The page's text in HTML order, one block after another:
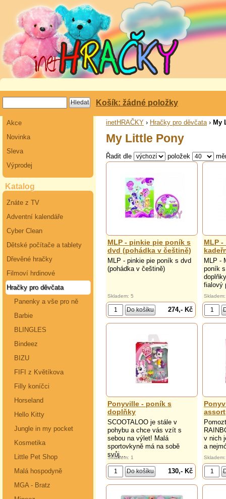
Košík: žádné položky
Akce
Novinka
Sleva
Výprodej
Katalog
Znáte z TV
Adventní kalendáře
Cyber Clean
Dětské počítače a tablety
Dřevěné hračky
Filmoví hrdinové
Hračky pro děvčata
Panenky a vše pro ně
Barbie
BLINGLES
Bindeez
BIZU
FIFI z Květíkova
Filly koníčci
Horseland
Hello Kitty
Jungle in my pocket
Kosmetika
Little Pet Shop
Malá hospodyně
MGA - Bratz
inetHRAČKY › Hračky pro děvčata› My
My Little Pony
Řadit dle položek
MLP - pinkie pie poník s
dvd (pohádka v češtině)
MLP - pinkie pie poník s dvd
(pohádka v češtině)
Skladem: 5
274,- Kč
MLP
MLP -
poník
fialový
Ponyville - poník s
doplňky
SCOOTALOO je stále v
pohybu a chce vás vzít s
sebou na výlet! Malá
sportovkyně má na sobě
svůj...
Skladem: 1
130,- Kč
assort
v nich
a